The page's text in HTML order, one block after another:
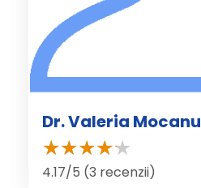
Dr. Valeria Mocanu
4.17/5 (3 recenzii)